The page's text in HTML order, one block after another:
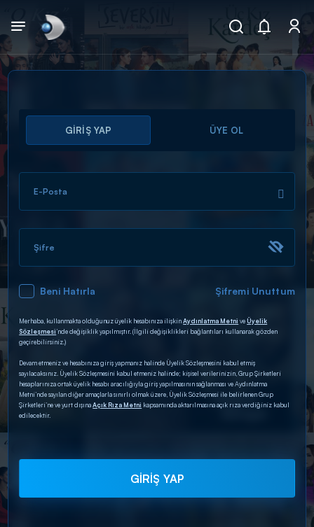
Arama
ARAMA SONUÇLARI
DİĞER SONUÇLAR
GİRİŞ YAP ÜYE OL
E-Posta
Şifre
Beni Hatırla Şifremi Unuttum
Merhaba, kullanmakta olduğunuz üyelik hesabınıza ilişkinAydınlatma Metni veÜyelik
Sözleşmesi’nde değişiklik yapılmıştır. (İlgili değişiklikleri bağlantıları kullanarak gözden
geçirebilirsiniz.)
Devam etmeniz ve hesabınıza giriş yapmanız halinde Üyelik Sözleşmesini kabul etmiş
sayılacaksınız. Üyelik Sözleşmesini kabul etmeniz halinde; kişisel verilerinizin, Grup Şirketleri
hesaplarınıza ortak üyelik hesabı aracılığıyla giriş yapılmasının sağlanması ve Aydınlatma
Metni’nde sayılan diğer amaçlarla sınırlı olmak üzere, Üyelik Sözleşmesi ile belirlenen Grup
Şirketleri’ne ve yurt dışınaAçık Rıza Metni kapsamında aktarılmasına açık rıza verdiğiniz kabul
edilecektir.
GİRİŞ YAP